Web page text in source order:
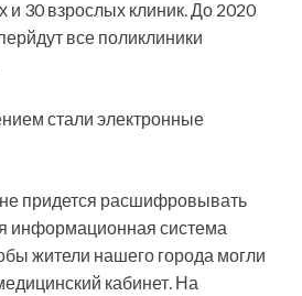
и 30 взрослых клиник. До 2020
все поликлиники
стали электронные
придется расшифровывать
информационная система
жители нашего города могли
кабинет. На